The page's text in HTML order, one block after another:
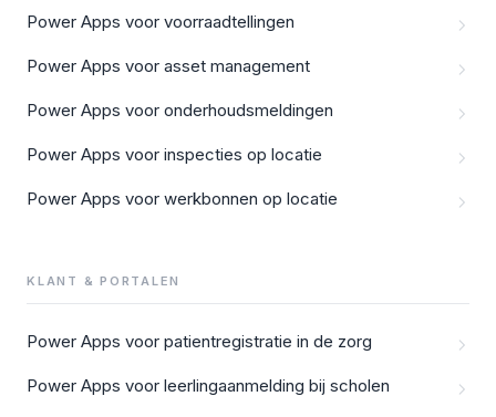
Power Apps voor voorraadtellingen
Power Apps voor asset management
Power Apps voor onderhoudsmeldingen
Power Apps voor inspecties op locatie
Power Apps voor werkbonnen op locatie
KLANT & PORTALEN
Power Apps voor patientregistratie in de zorg
Power Apps voor leerlingaanmelding bij scholen